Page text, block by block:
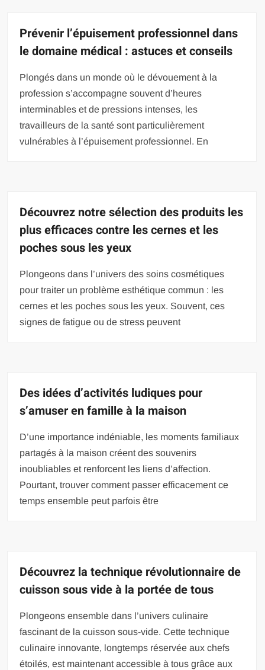
Prévenir l’épuisement professionnel dans
le domaine médical : astuces et conseils
Plongés dans un monde où le dévouement à la
profession s’accompagne souvent d’heures
interminables et de pressions intenses, les
travailleurs de la santé sont particulièrement
vulnérables à l’épuisement professionnel. En
Découvrez notre sélection des produits les
plus efficaces contre les cernes et les
poches sous les yeux
Plongeons dans l’univers des soins cosmétiques
pour traiter un problème esthétique commun : les
cernes et les poches sous les yeux. Souvent, ces
signes de fatigue ou de stress peuvent
Des idées d’activités ludiques pour
s’amuser en famille à la maison
D’une importance indéniable, les moments familiaux
partagés à la maison créent des souvenirs
inoubliables et renforcent les liens d’affection.
Pourtant, trouver comment passer efficacement ce
temps ensemble peut parfois être
Découvrez la technique révolutionnaire de
cuisson sous vide à la portée de tous
Plongeons ensemble dans l’univers culinaire
fascinant de la cuisson sous-vide. Cette technique
culinaire innovante, longtemps réservée aux chefs
étoilés, est maintenant accessible à tous grâce aux